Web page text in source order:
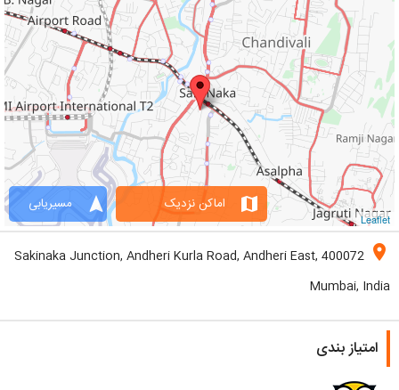
Leaflet
navigation مسیریابی map اماکن نزدیک
location_on
Sakinaka Junction, Andheri Kurla Road, Andheri East, 400072
Mumbai, India
امتیاز بندی